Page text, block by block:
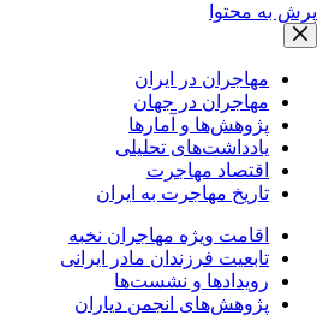
پرش به محتوا
مهاجران در ایران
مهاجران در جهان
پژوهش‌ها و آمارها
یادداشت‌های تحلیلی
اقتصاد مهاجرت
تاریخ مهاجرت به ایران
اقامت ویژه مهاجران نخبه
تابعیت فرزندان مادر ایرانی
رویدادها و نشست‌ها
پژوهش‌های انجمن دیاران